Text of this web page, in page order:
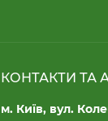
КОНТАКТИ ТА
м. Київ, вул.